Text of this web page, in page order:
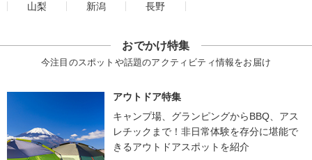
山梨
新潟 長野
おでかけ特集
今注目のスポットや話題のアクティビティ情報をお届け
アウトドア特集
キャンプ場、グランピングからBBQ、アス
レチックまで！非日常体験を存分に堪能で
きるアウトドアスポットを紹介